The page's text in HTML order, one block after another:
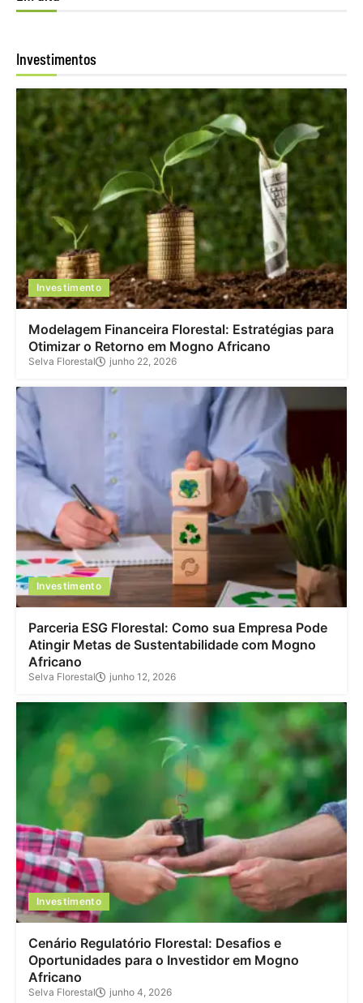
Investimentos
Investimento
Modelagem Financeira Florestal: Estratégias para
Otimizar o Retorno em Mogno Africano
Selva Florestal junho 22, 2026
Investimento
Parceria ESG Florestal: Como sua Empresa Pode
Atingir Metas de Sustentabilidade com Mogno
Africano
Selva Florestal junho 12, 2026
Investimento
Cenário Regulatório Florestal: Desafios e
Oportunidades para o Investidor em Mogno
Africano
Selva Florestal junho 4, 2026
Investimento